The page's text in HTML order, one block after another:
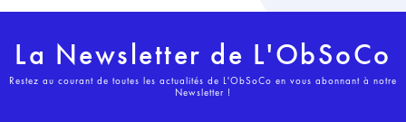
La Newsletter de L'ObSoCo
Restez au courant de toutes les actualités de L'ObSoCo en vous abonnant à notre
Newsletter !